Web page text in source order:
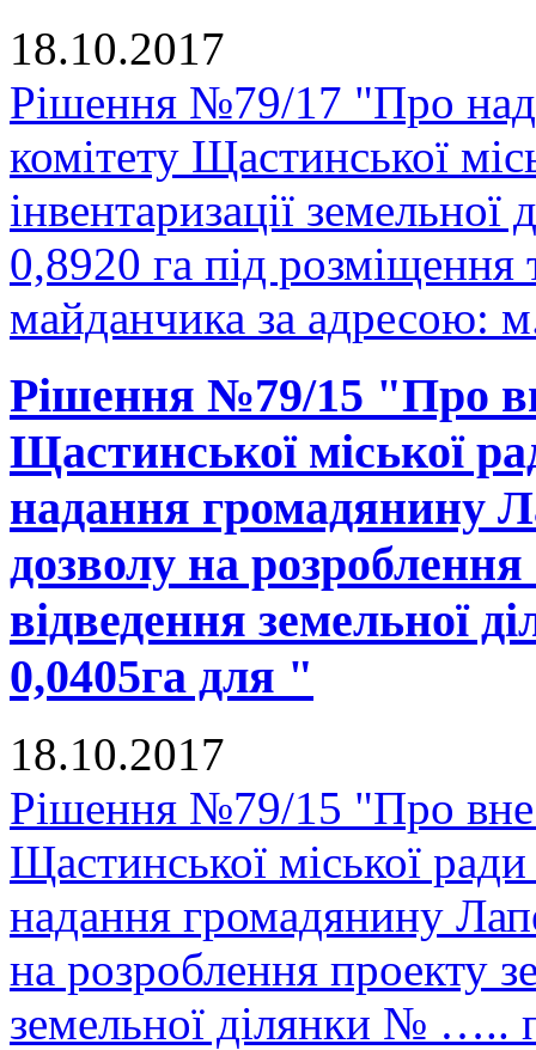
18.10.2017
Рішення №79/17 "Про
комітету Щастинської
інвентаризації
0,8920 га під розміщення
майданчика за адресою:
Рішення №79/15 "Про
Щастинської міської
надання громадянину
дозволу на
відведення
0,0405га для "
18.10.2017
Рішення №79/15 "Про
Щастинської міської
надання громадянину
на розроблення проекту
земельної ділянки № …..